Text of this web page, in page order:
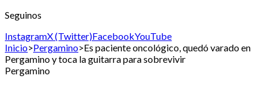
Seguinos
InstagramX (Twitter)FacebookYouTube
Inicio>Pergamino>Es paciente oncológico, quedó varado en
Pergamino y toca la guitarra para sobrevivir
Pergamino